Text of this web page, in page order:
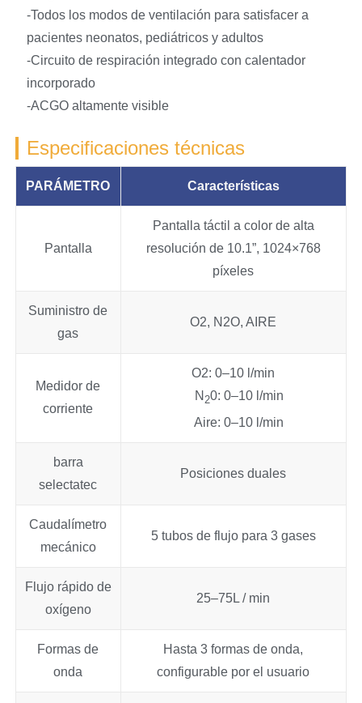
-Todos los modos de ventilación para satisfacer a
pacientes neonatos, pediátricos y adultos
-Circuito de respiración integrado con calentador
incorporado
-ACGO altamente visible
Especificaciones técnicas
PARÁMETRO Características
Pantalla
Pantalla táctil a color de alta
resolución de 10.1”, 1024×768
píxeles
Suministro de
gas
O2, N2O, AIRE
Medidor de
corriente
O2: 0–10 l/min
N 20: 0–10 l/min
Aire: 0–10 l/min
barra
selectatec
Posiciones duales
Caudalímetro
mecánico
5 tubos de flujo para 3 gases
Flujo rápido de
oxígeno
25–75L / min
Formas de
onda
Hasta 3 formas de onda,
configurable por el usuario